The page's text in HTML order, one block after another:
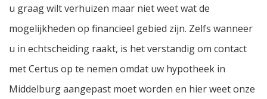
u graag wilt verhuizen maar niet weet wat de
mogelijkheden op financieel gebied zijn. Zelfs wanneer
u in echtscheiding raakt, is het verstandig om contact
met Certus op te nemen omdat uw hypotheek in
Middelburg aangepast moet worden en hier weet onze